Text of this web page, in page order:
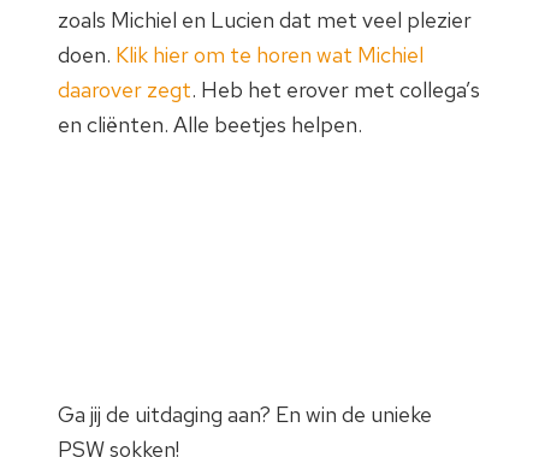
zoals Michiel en Lucien dat met veel plezier
doen. Klik hier om te horen wat Michiel
daarover zegt. Heb het erover met collega’s
en cliënten. Alle beetjes helpen.
Ga jij de uitdaging aan? En win de unieke
PSW sokken!